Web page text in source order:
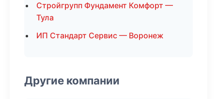
Стройгрупп Фундамент Комфорт —
Тула
ИП Стандарт Сервис — Воронеж
Другие компании